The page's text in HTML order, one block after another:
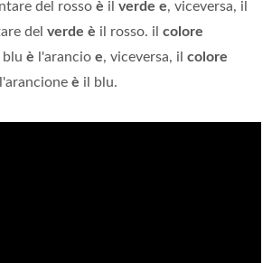
del rosso è il verde e, viceversa, il
del verde è il rosso. il colore
blu è l'arancio e, viceversa, il colore
è il blu.